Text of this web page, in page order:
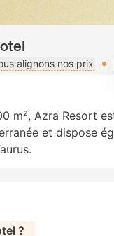
alignons nos prix
m², Azra Resort
et dispose
?